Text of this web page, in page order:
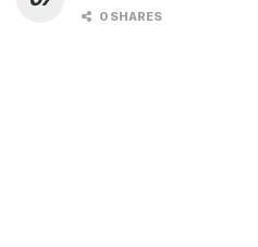
0 SHARES